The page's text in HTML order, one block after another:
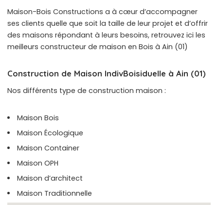
Maison-Bois Constructions a à cœur d’accompagner
ses clients quelle que soit la taille de leur projet et d’offrir
des maisons répondant à leurs besoins, retrouvez ici les
meilleurs constructeur de maison en Bois à Ain (01)
Construction de Maison IndivBoisiduelle à Ain (01)
Nos différents type de construction maison :
Maison Bois
Maison Écologique
Maison Container
Maison OPH
Maison d’architect
Maison Traditionnelle